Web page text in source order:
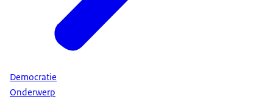
Democratie
Onderwerp